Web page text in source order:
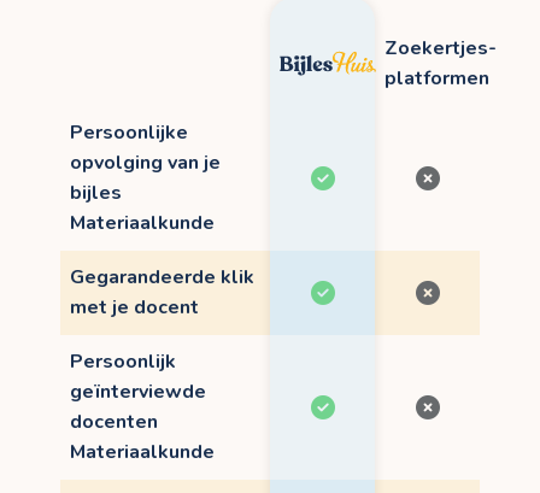
Zoekertjes-
platformen
Persoonlijke
opvolging van je
bijles
Materiaalkunde
Gegarandeerde klik
met je docent
Persoonlijk
geïnterviewde
docenten
Materiaalkunde